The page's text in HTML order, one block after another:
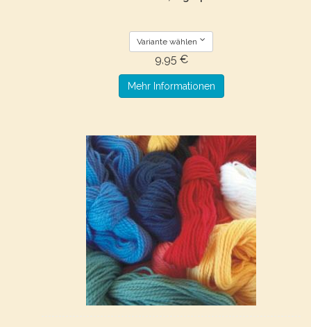
Variante wählen
9,95 €
Mehr Informationen